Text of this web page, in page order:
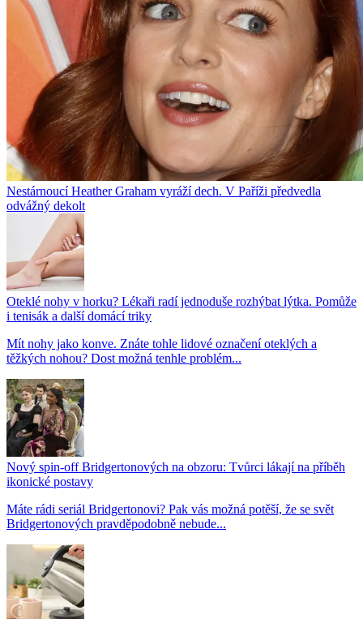
Nestárnoucí Heather Graham vyráží dech. V Paříži předvedla
odvážný dekolt
Oteklé nohy v horku? Lékaři radí jednoduše rozhýbat lýtka. Pomůže
i tenisák a další domácí triky
Mít nohy jako konve. Znáte tohle lidové označení oteklých a
těžkých nohou? Dost možná tenhle problém...
Nový spin-off Bridgertonových na obzoru: Tvůrci lákají na příběh
ikonické postavy
Máte rádi seriál Bridgertonovi? Pak vás možná potěší, že se svět
Bridgertonových pravděpodobně nebude...